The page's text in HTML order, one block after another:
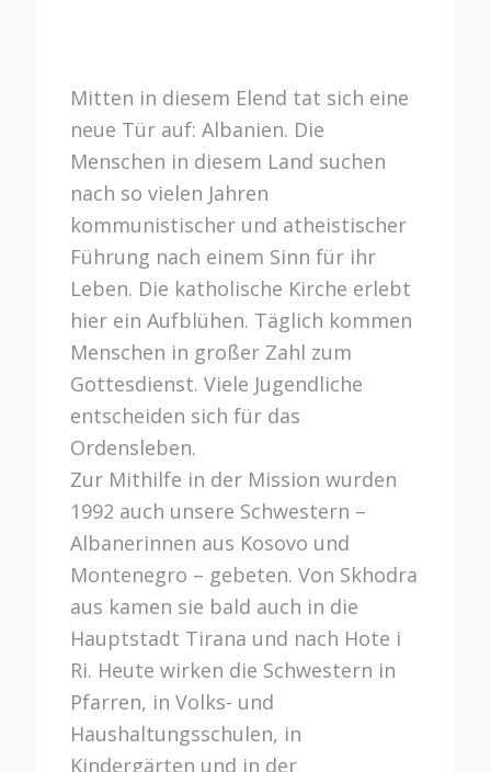
Mitten in diesem Elend tat sich eine
neue Tür auf: Albanien. Die
Menschen in diesem Land suchen
nach so vielen Jahren
kommunistischer und atheistischer
Führung nach einem Sinn für ihr
Leben. Die katholische Kirche erlebt
hier ein Aufblühen. Täglich kommen
Menschen in großer Zahl zum
Gottesdienst. Viele Jugendliche
entscheiden sich für das
Ordensleben.
Zur Mithilfe in der Mission wurden
1992 auch unsere Schwestern –
Albanerinnen aus Kosovo und
Montenegro – gebeten. Von Skhodra
aus kamen sie bald auch in die
Hauptstadt Tirana und nach Hote i
Ri. Heute wirken die Schwestern in
Pfarren, in Volks- und
Haushaltungsschulen, in
Kindergärten und in der